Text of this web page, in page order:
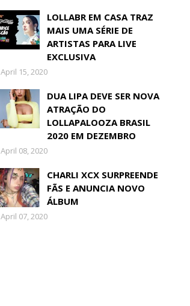
LOLLABR EM CASA TRAZ
MAIS UMA SÉRIE DE
ARTISTAS PARA LIVE
EXCLUSIVA
April 15, 2020
DUA LIPA DEVE SER NOVA
ATRAÇÃO DO
LOLLAPALOOZA BRASIL
2020 EM DEZEMBRO
April 08, 2020
CHARLI XCX SURPREENDE
FÃS E ANUNCIA NOVO
ÁLBUM
April 07, 2020